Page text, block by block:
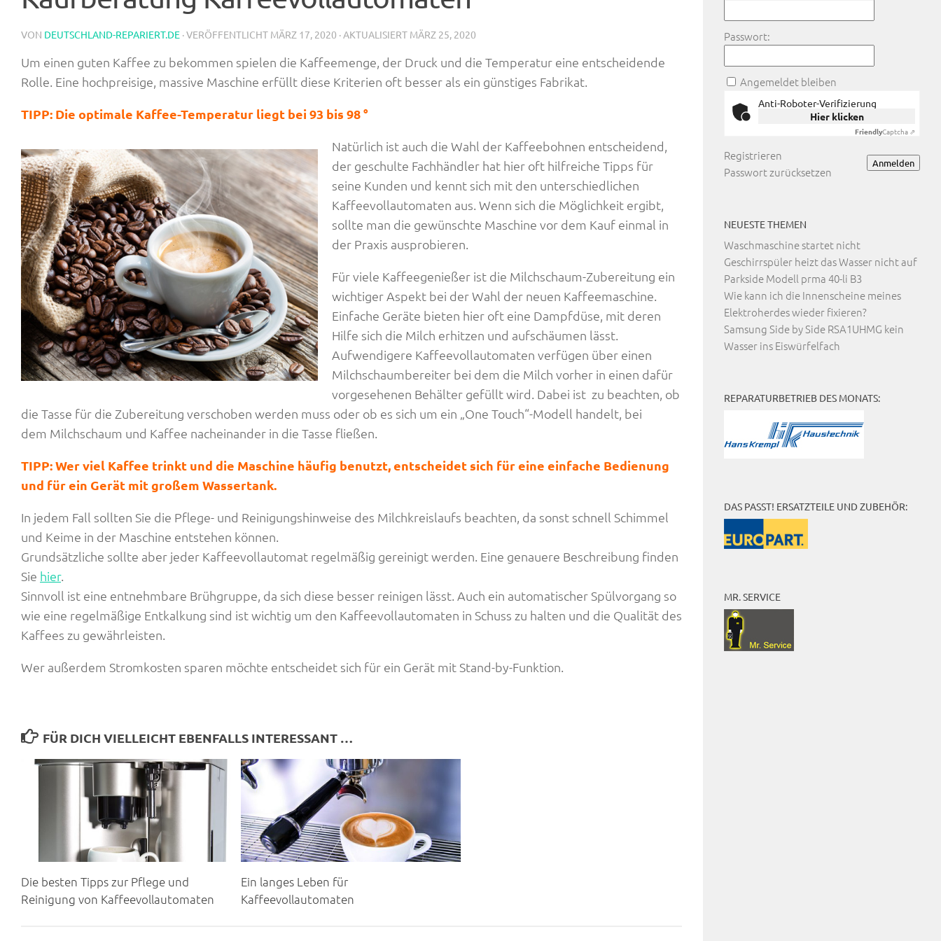
VON DEUTSCHLAND-REPARIERT.DE · VERÖFFENTLICHT MÄRZ 17, 2020 · AKTUALISIERT MÄRZ 25, 2020
Um einen guten Kaffee zu bekommen spielen die Kaffeemenge, der Druck und die Temperatur eine entscheidende
Rolle. Eine hochpreisige, massive Maschine erfüllt diese Kriterien oft besser als ein günstiges Fabrikat.
TIPP: Die optimale Kaffee-Temperatur liegt bei 93 bis 98 °
Natürlich ist auch die Wahl der Kaffeebohnen entscheidend,
der geschulte Fachhändler hat hier oft hilfreiche Tipps für
seine Kunden und kennt sich mit den unterschiedlichen
Kaffeevollautomaten aus. Wenn sich die Möglichkeit ergibt,
sollte man die gewünschte Maschine vor dem Kauf einmal in
der Praxis ausprobieren.
Für viele Kaffeegenießer ist die Milchschaum-Zubereitung ein
wichtiger Aspekt bei der Wahl der neuen Kaffeemaschine.
Einfache Geräte bieten hier oft eine Dampfdüse, mit deren
Hilfe sich die Milch erhitzen und aufschäumen lässt.
Aufwendigere Kaffeevollautomaten verfügen über einen
Milchschaumbereiter bei dem die Milch vorher in einen dafür
vorgesehenen Behälter gefüllt wird. Dabei ist zu beachten, ob
die Tasse für die Zubereitung verschoben werden muss oder ob es sich um ein „One Touch“-Modell handelt, bei
dem Milchschaum und Kaffee nacheinander in die Tasse fließen.
TIPP: Wer viel Kaffee trinkt und die Maschine häufig benutzt, entscheidet sich für eine einfache Bedienung
und für ein Gerät mit großem Wassertank.
In jedem Fall sollten Sie die Pflege- und Reinigungshinweise des Milchkreislaufs beachten, da sonst schnell Schimmel
und Keime in der Maschine entstehen können.
Grundsätzliche sollte aber jeder Kaffeevollautomat regelmäßig gereinigt werden. Eine genauere Beschreibung finden
Sie hier.
Sinnvoll ist eine entnehmbare Brühgruppe, da sich diese besser reinigen lässt. Auch ein automatischer Spülvorgang so
wie eine regelmäßige Entkalkung sind ist wichtig um den Kaffeevollautomaten in Schuss zu halten und die Qualität des
Kaffees zu gewährleisten.
Wer außerdem Stromkosten sparen möchte entscheidet sich für ein Gerät mit Stand-by-Funktion.
FÜR DICH VIELLEICHT EBENFALLS INTERESSANT …
Die besten Tipps zur Pflege und
Reinigung von Kaffeevollautomaten
Ein langes Leben für
Kaffeevollautomaten
Passwort:
Angemeldet bleiben
Anti-Roboter-Verifizierung
Hier klicken
FriendlyCaptcha ⇗
Anmelden
Registrieren
Passwort zurücksetzen
NEUESTE THEMEN
Waschmaschine startet nicht
Geschirrspüler heizt das Wasser nicht auf
Parkside Modell prma 40-li B3
Wie kann ich die Innenscheine meines
Elektroherdes wieder fixieren?
Samsung Side by Side RSA1UHMG kein
Wasser ins Eiswürfelfach
REPARATURBETRIEB DES MONATS:
DAS PASST! ERSATZTEILE UND ZUBEHÖR:
MR. SERVICE